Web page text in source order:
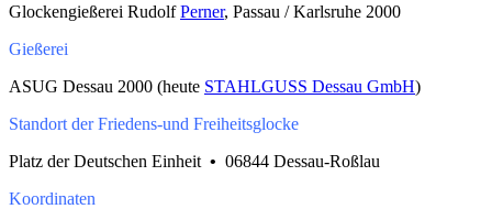
Glockengießerei RudolfPerner, Passau / Karlsruhe 2000
Gießerei
ASUG Dessau 2000 (heute STAHLGUSS Dessau GmbH)
Standort der Friedens-und Freiheitsglocke
Platz der Deutschen Einheit • 06844 Dessau-Roßlau
Koordinaten